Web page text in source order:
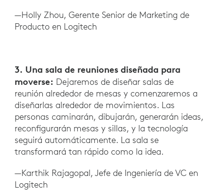
—Holly Zhou, Gerente Senior de Marketing de
Producto en Logitech
3. Una sala de reuniones diseñada para
moverse: Dejaremos de diseñar salas de
reunión alrededor de mesas y comenzaremos a
diseñarlas alrededor de movimientos. Las
personas caminarán, dibujarán, generarán ideas,
reconfigurarán mesas y sillas, y la tecnología
seguirá automáticamente. La sala se
transformará tan rápido como la idea.
—Karthik Rajagopal, Jefe de Ingeniería de VC en
Logitech